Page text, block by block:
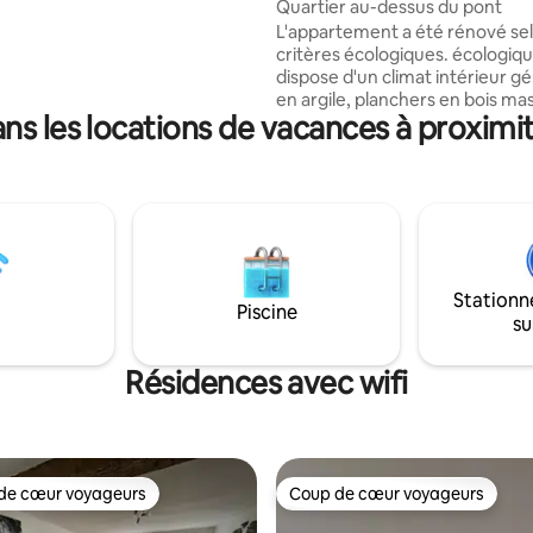
trépidante...
Quartier au-dessus du pont
L'appartement a été rénové
critères écologiques.
dispose d'un climat intérieur
en argile, planchers en bois massif).
situé au calme et seul le bruit
peut être entendu lorsque les
sur la Werra/pont ou la vieille
chambres sont joliment
demande : réservation pour 1
pour seulement 1-2 pers.
supplément. Forfait
les locations de vacances à
Piscine
Résidences avec wifi
cœur voyageurs les plus appréciés
cœur voyageurs Coup de cœur voyageurs
Coup de cœur voyageurs